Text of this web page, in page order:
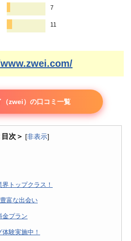
7
11
（zwei）の口コミ一覧
目次＞ [非表示]
トップクラス！
富な出会い
金プラン
験実施中！